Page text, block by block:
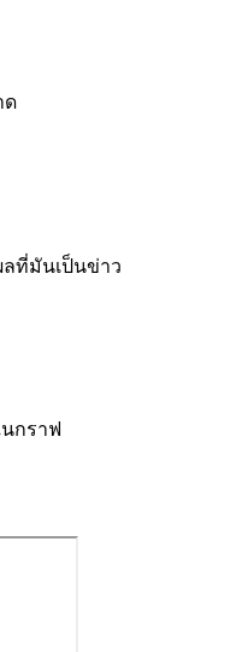
ด
ลที่มันเป็นข่าว
กราฟ